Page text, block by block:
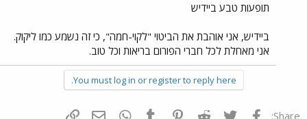
תופעות טבע ביידיש
ביידיש, אני אוהבת את הביטוי "לקוי-חמה", כי זה נשמע כמו ליקוק.
אני מאחלת לכל חברי הפורום בריאות וכל טוב.
You must log in or register to reply here.
Share: פייסבוק Twitter
Reddit
Pinterest
Tumblr
WhatsAppדואר אלקטרוני